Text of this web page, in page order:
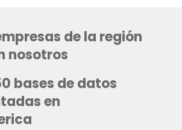
de la región
nosotros
bases de datos
en